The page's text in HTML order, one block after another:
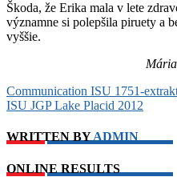
Škoda, že Erika mala v lete
významne si polepšila piruety a
vyššie.
Post
navigation
Communication ISU 1751-
ISU JGP Lake Placid 2012
WRITTEN BYADMIN
ONLINE RESULTS